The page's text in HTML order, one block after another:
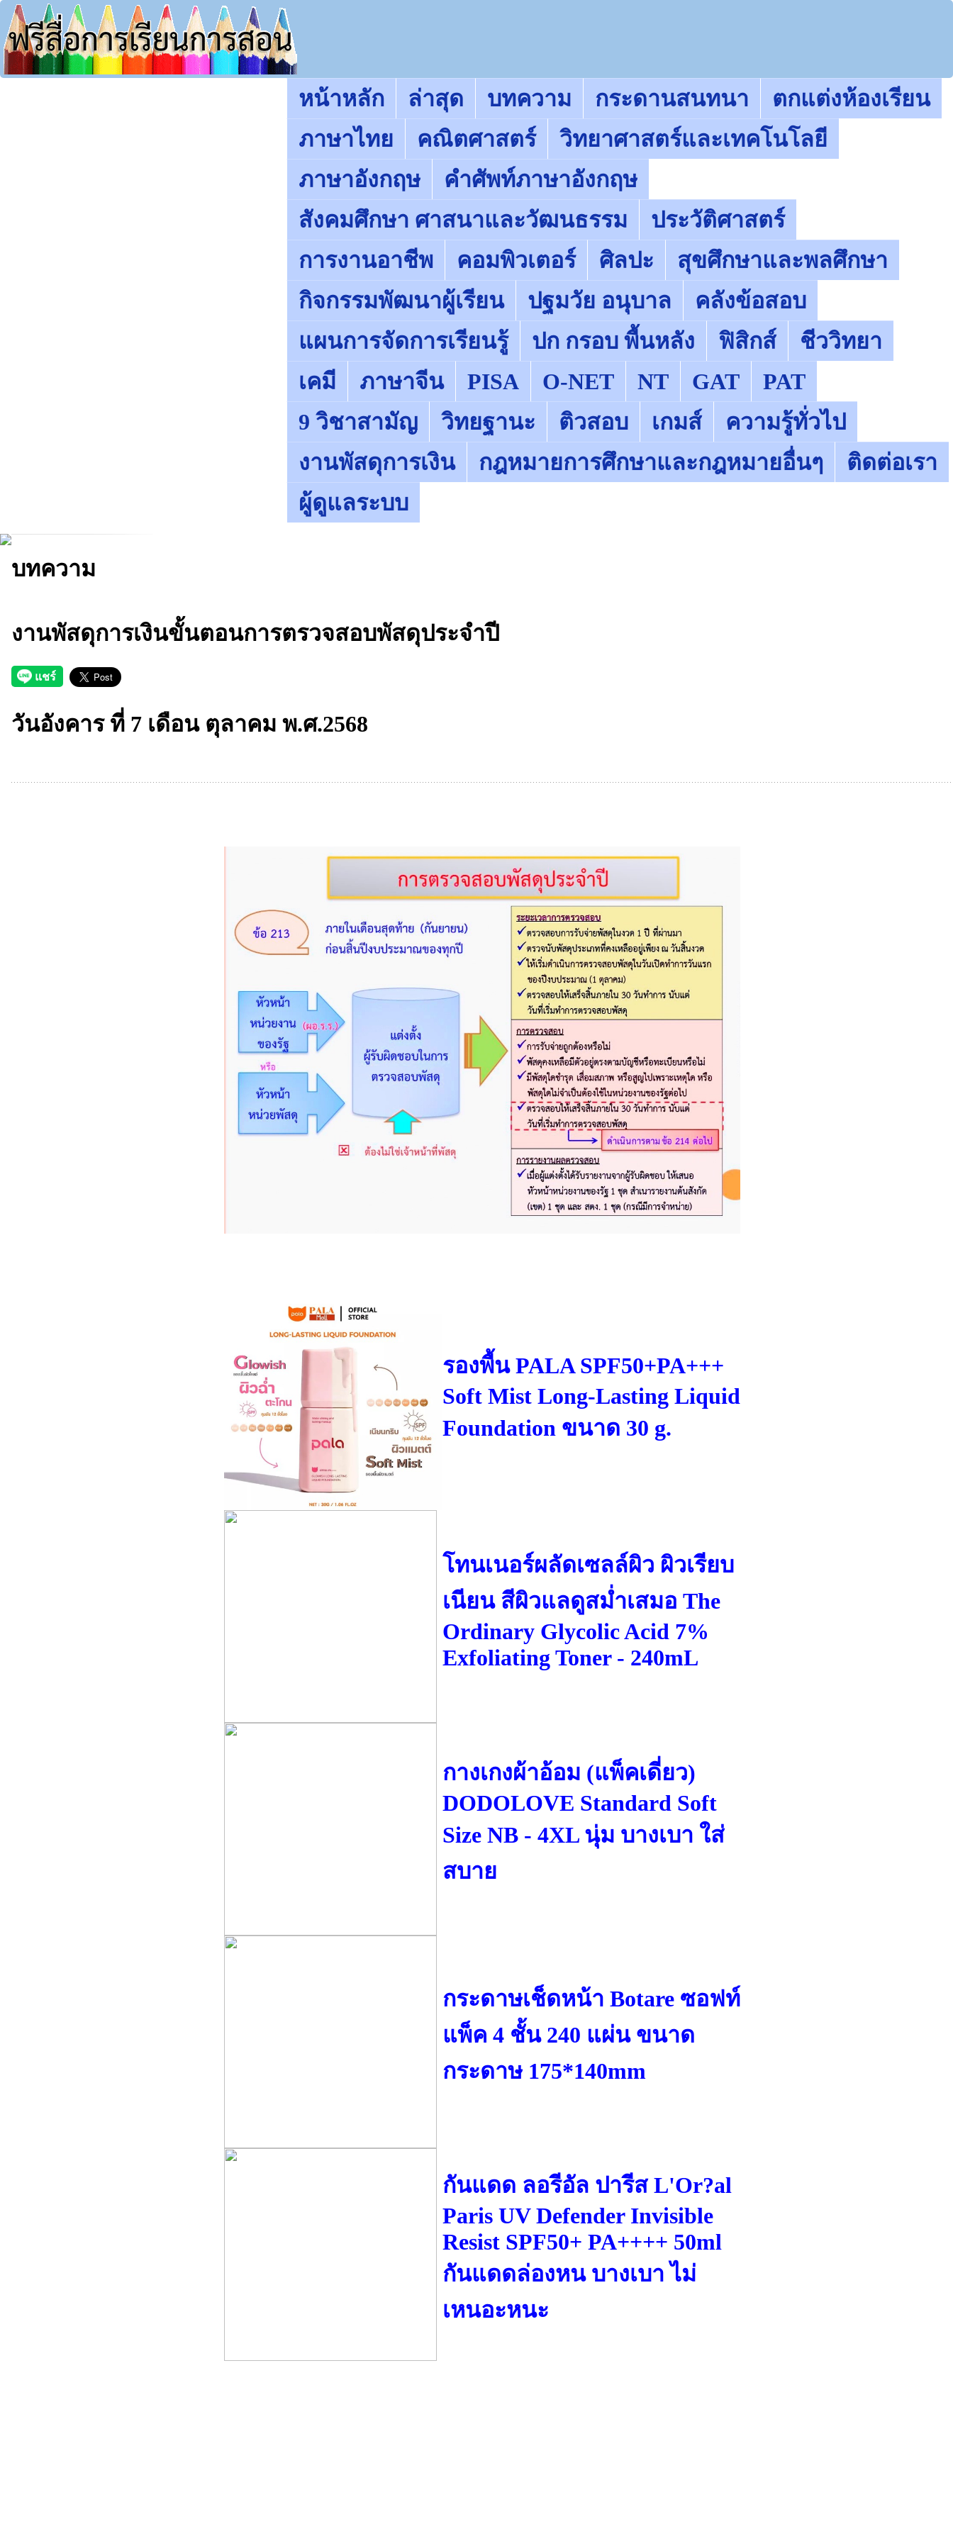
หน้าหลัก ล่าสุด บทความ กระดานสนทนา
ตกแต่งห้องเรียน
ภาษาไทย
คณิตศาสตร์
วิทยาศาสตร์และเทคโนโลยี
ภาษาอังกฤษ
คำศัพท์ภาษาอังกฤษ
สังคมศึกษา ศาสนาและวัฒนธรรม
ประวัติศาสตร์
การงานอาชีพ
คอมพิวเตอร์ ศิลปะ
สุขศึกษาและพลศึกษา
กิจกรรมพัฒนาผู้เรียน
ปฐมวัย อนุบาล
คลังข้อสอบ
แผนการจัดการเรียนรู้
ปก กรอบ พื้นหลัง ฟิสิกส์
ชีววิทยา
เคมี
ภาษาจีน PISA O-NET NT GAT
PAT
9 วิชาสามัญ
วิทยฐานะ ติวสอบ เกมส์
ความรู้ทั่วไป
งานพัสดุการเงิน
กฎหมายการศึกษาและกฎหมายอื่นๆ
ติดต่อเรา
ผู้ดูแลระบบ
บทความ
งานพัสดุการเงินขั้นตอนการตรวจสอบพัสดุประจำปี
วันอังคาร ที่ 7 เดือน ตุลาคม พ.ศ.2568
รองพื้น PALA SPF50+PA+++
Soft Mist Long-Lasting Liquid
Foundation ขนาด 30 g.
โทนเนอร์ผลัดเซลล์ผิว ผิวเรียบ
เนียน สีผิวแลดูสม่ำเสมอ The
Ordinary Glycolic Acid 7%
Exfoliating Toner - 240mL
กางเกงผ้าอ้อม (แพ็คเดี่ยว)
DODOLOVE Standard Soft
Size NB - 4XL นุ่ม บางเบา ใส่
สบาย
กระดาษเช็ดหน้า Botare ซอฟท์
แพ็ค 4 ชั้น 240 แผ่น ขนาด
กระดาษ 175*140mm
กันแดด ลอรีอัล ปารีส L'Or?al
Paris UV Defender Invisible
Resist SPF50+ PA++++ 50ml
กันแดดล่องหน บางเบา ไม่
เหนอะหนะ